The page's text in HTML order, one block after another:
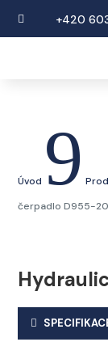
 +420
Úvod 9
čerpadlo D955-